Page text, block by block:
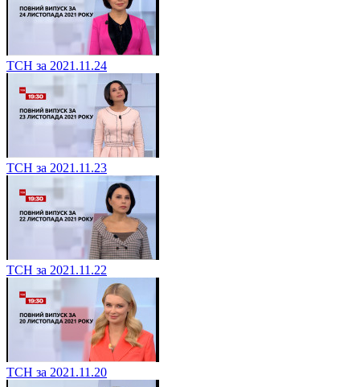
ТСН за 2021.11.24
ТСН за 2021.11.23
ТСН за 2021.11.22
ТСН за 2021.11.20